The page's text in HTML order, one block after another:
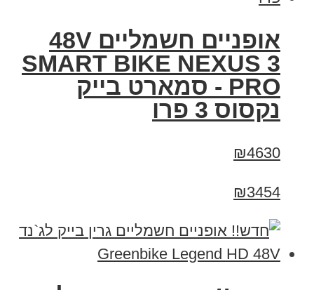
אופניים חשמליים 48V
SMART BIKE NEXUS 3
PRO - סמארט בייק
נקסוס 3 פרו
₪4630
₪3454